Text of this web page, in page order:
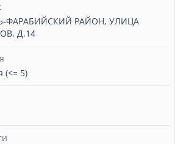
ФАРАБИЙСКИЙ РАЙОН, УЛИЦА
Д.14
(<= 5)